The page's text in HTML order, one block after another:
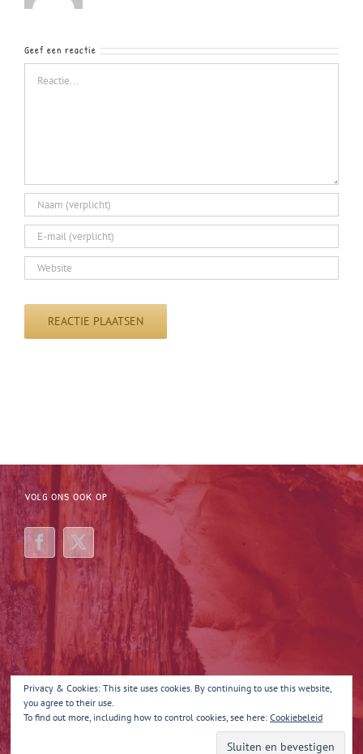
Geef een reactie
VOLG ONS OOK OP
Privacy & Cookies: This site uses cookies. By continuing to use this website,
you agree to their use.
To find out more, including how to control cookies, see here: Cookiebeleid